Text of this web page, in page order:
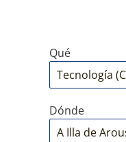
Qué
Dónde